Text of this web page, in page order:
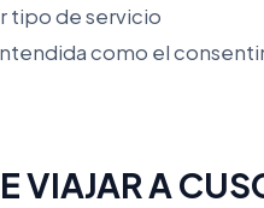
tipo de servicio
como el
VIAJAR A